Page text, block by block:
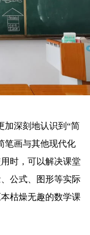
加深刻地认识到“简
笔画与其他现代化
时，可以解决课堂
公式、图形等实际
枯燥无趣的数学课